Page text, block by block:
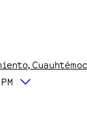
, Cuauhtémoc